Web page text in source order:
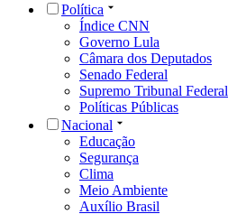
Política
Índice CNN
Governo Lula
Câmara dos Deputados
Senado Federal
Supremo Tribunal Federal
Políticas Públicas
Nacional
Educação
Segurança
Clima
Meio Ambiente
Auxílio Brasil